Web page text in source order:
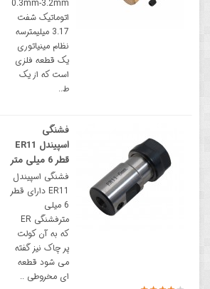
0.3mm-3.2mm
اتوماتیک شفت
3.17 میلیمترسه
نظام مینیاتوری
یک قطعه فلزی
است که از یک
ط..
فشنگی
اسپیندل ER11
قطر 6 میلی متر
فشنگی اسپیندل
ER11 دارای قطر
6 میلی
مترفشنگی ER
که به آن کولت
پر چاک نیز گفته
می شود قطعه
ای مخروطی ..